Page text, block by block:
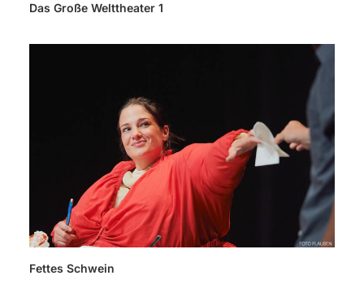
Das Große Welttheater 1
Fettes Schwein